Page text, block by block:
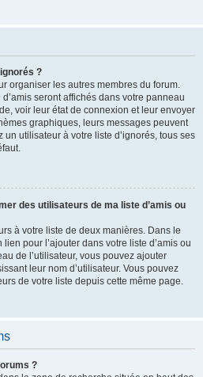
?
organiser les autres membres du forum.
seront affichés dans votre panneau
voir leur état de connexion et leur envoyer
graphiques, leurs messages peuvent
utilisateur à votre liste d’ignorés, tous ses
des utilisateurs de ma liste d’amis ou
à votre liste de deux manières. Dans le
pour l’ajouter dans votre liste d’amis ou
de l’utilisateur, vous pouvez ajouter
leur nom d’utilisateur. Vous pouvez
de votre liste depuis cette même page.
?